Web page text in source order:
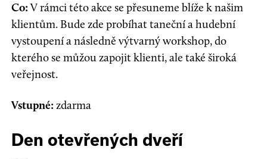
Co: V rámci této akce se přesuneme blíže k našim
klientům. Bude zde probíhat taneční a hudební
vystoupení a následně výtvarný workshop, do
kterého se můžou zapojit klienti, ale také široká
veřejnost.
Vstupné: zdarma
Den otevřených dveří